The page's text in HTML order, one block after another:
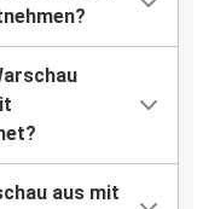
aus mit